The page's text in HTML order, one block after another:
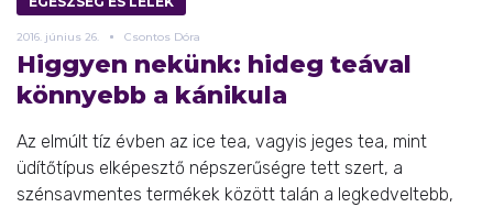
2016. június 26. Csontos Dóra
Higgyen nekünk: hideg teával
könnyebb a kánikula
Az elmúlt tíz évben az ice tea, vagyis jeges tea, mint
üdítőtípus elképesztő népszerűségre tett szert, a
szénsavmentes termékek között talán a legkedveltebb,